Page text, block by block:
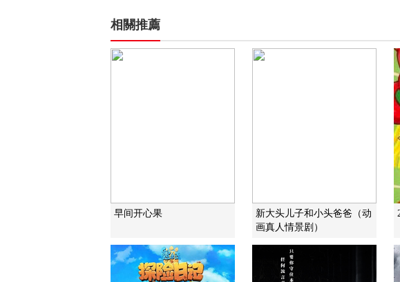
相關推薦
早间开心果
新大头儿子和小头爸爸（动
画真人情景剧）